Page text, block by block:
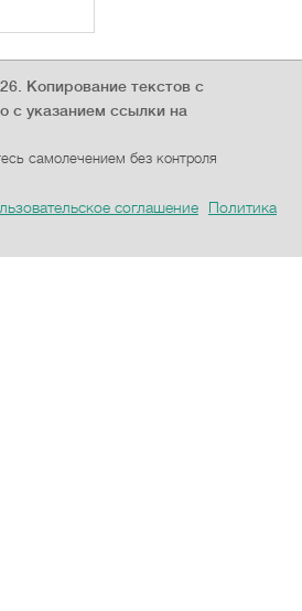
Копирование текстов с
с указанием ссылки на
самолечением без контроля
соглашение
Политика